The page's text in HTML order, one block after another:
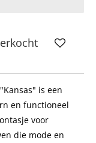
is een
en functioneel
voor
die mode en